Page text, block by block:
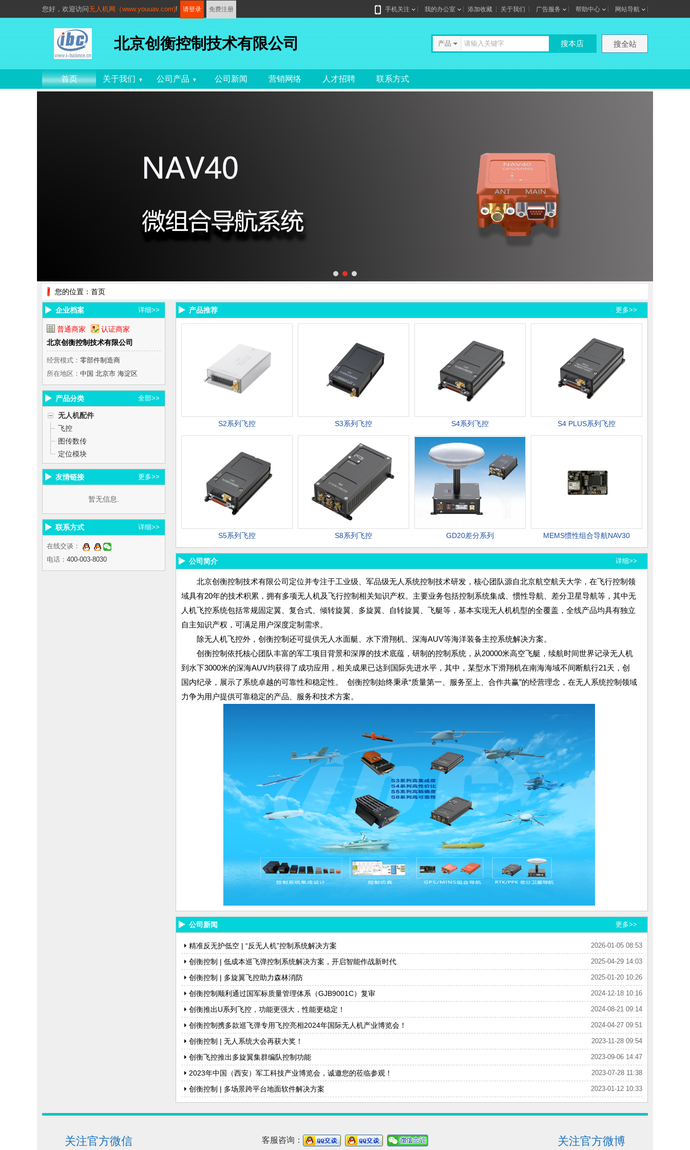
您好， 欢迎访问无人机网（www.youuav.com)! 请登录 免费注册 手机关注 我的办公室 添加收藏 关于我们 广告服务 帮助中心 网站导航
北京创衡控制技术有限公司 产品 搜本店 搜全站
首页 关于我们 ▼ 公司产品 ▼ 公司新闻 营销网络 人才招聘 联系方式
您的位置： 首页
企业档案 详细>>
普通商家
认证商家
北京创衡控制技术有限公司
经营模式： 零部件制造商
所在地区： 中国 北京市 海淀区
产品分类 全部>>
无人机配件
飞控
图传数传
定位模块
友情链接 更多>>
暂无信息.
联系方式 详细>>
在线交谈：
电话： 400-003-8030
产品推荐 更多>>
S2系列飞控 S3系列飞控 S4系列飞控 S4 PLUS系列飞控
S5系列飞控 S8系列飞控 GD20差分系列 MEMS惯性组合导航NAV30
公司简介 详细>>
北京创衡控制技术有限公司定位并专注于工业级、军品级无人系统控制技术研发，核心团队源自北京航空航天大学，在飞行控制领
域具有20年的技术积累，拥有多项无人机及飞行控制相关知识产权。主要业务包括控制系统集成、惯性导航、差分卫星导航等，其中无
人机飞控系统包括常规固定翼、复合式、倾转旋翼、多旋翼、自转旋翼、飞艇等，基本实现无人机机型的全覆盖，全线产品均具有独立
自主知识产权，可满足用户深度定制需求。
除无人机飞控外，创衡控制还可提供无人水面艇、水下滑翔机、深海AUV等海洋装备主控系统解决方案。
创衡控制依托核心团队丰富的军工项目背景和深厚的技术底蕴，研制的控制系统，从20000米高空飞艇，续航时间世界记录无人机
到水下3000米的深海AUV均获得了成功应用，相关成果已达到国际先进水平，其中，某型水下滑翔机在南海海域不间断航行21天，创
国内纪录，展示了系统卓越的可靠性和稳定性。 创衡控制始终秉承“质量第一、服务至上、合作共赢”的经营理念，在无人系统控制领域
力争为用户提供可靠稳定的产品、服务和技术方案。
公司新闻 更多>>
精准反无护低空 | “反无人机”控制系统解决方案 2026-01-05 08:53
创衡控制 | 低成本巡飞弹控制系统解决方案，开启智能作战新时代 2025-04-29 14:03
创衡控制 | 多旋翼飞控助力森林消防 2025-01-20 10:26
创衡控制顺利通过国军标质量管理体系（GJB9001C）复审 2024-12-18 10:16
创衡推出U系列飞控，功能更强大，性能更稳定！ 2024-08-21 09:14
创衡控制携多款巡飞弹专用飞控亮相2024年国际无人机产业博览会！ 2024-04-27 09:51
创衡控制 | 无人系统大会再获大奖！ 2023-11-28 09:54
创衡飞控推出多旋翼集群编队控制功能 2023-09-06 14:47
2023年中国（西安）军工科技产业博览会，诚邀您的莅临参观！ 2023-07-28 11:38
创衡控制 | 多场景跨平台地面软件解决方案 2023-01-12 10:33
客服咨询：
关注官方微信 关注官方微博